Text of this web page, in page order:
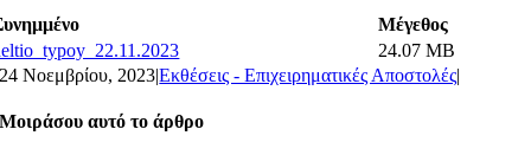
Μέγεθος
24.07 MB
24 Νοεμβρίου, 2023|Εκθέσεις - Επιχειρηματικές Αποστολές|
Μοιράσου αυτό το άρθρο